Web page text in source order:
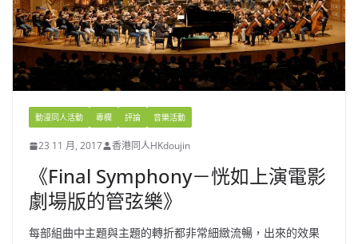
動漫同人活動 專欄 評論 音樂活動
23 11 月, 2017 香港同人HKdoujin
《Final Symphony－恍如上演電影
劇場版的管弦樂》
每部組曲中主題與主題的轉折都非常細緻流暢，出來的效果